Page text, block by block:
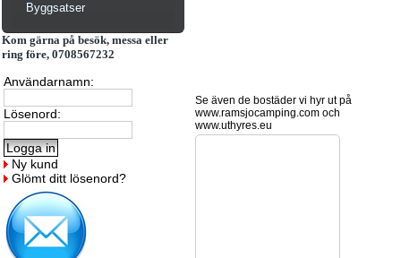
Byggsatser
Kom gärna på besök, messa eller
ring före, 0708567232
Användarnamn:
Lösenord:
Ny kund
Glömt ditt lösenord?
Se även de bostäder vi hyr ut på
www.ramsjocamping.com och
www.uthyres.eu